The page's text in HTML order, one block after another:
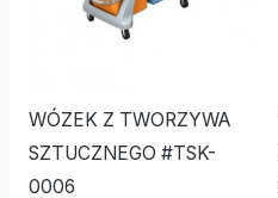
WÓZEK Z TWORZYWA
SZTUCZNEGO #TSK-
0006